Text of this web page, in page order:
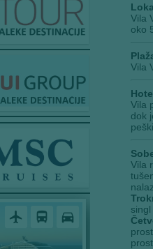
Vila
oko
Vila
Vila
dok
Vila
airplanemode_active directions_bus directions_car